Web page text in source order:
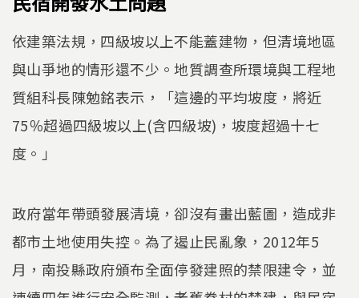
依建築法規，四級坡以上不能蓋建物，但清境地區
與山爭地的情形還不少。地質調查所環境與工程地
質組科長陳勉銘表示，「這邊的平均坡度，將近
75％超過四級坡以上(含四級坡)，坡度超過十七
度。」
政府當年帶頭發展清境，卻沒有畫出藍圖，造成非
都市土地使用失控。為了遏止民亂象，2012年5
月，南投縣政府頒布全面停發建照的禁限建令，並